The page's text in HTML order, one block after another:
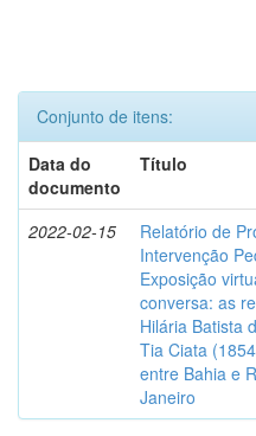
Conjunto de itens:
Data do
documento
Título
2022-02-15
Relatório de
Intervenção
Exposição
conversa: as
Hilária Batista
Tia Ciata
entre Bahia e
Janeiro